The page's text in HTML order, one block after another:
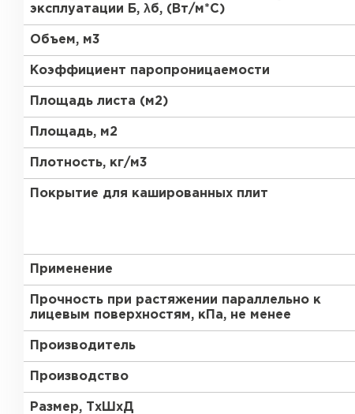
эксплуатации Б, λб, (Вт/м*С)
Объем, м3
Коэффициент паропроницаемости
Площадь листа (м2)
Площадь, м2
Плотность, кг/м3
Покрытие для кашированных плит
Применение
Прочность при растяжении параллельно к
лицевым поверхностям, кПа, не менее
Производитель
Производство
Размер, ТхШхД
Утеплитель Isover
ПЕРЕЙТИ
Утеплитель Penoplex
ПЕРЕЙТИ
Утеплитель Юматекс Термо
ПЕРЕЙТИ
Утеплитель Брит
Утеплитель Basfiber
Утеплитель Xotpipe